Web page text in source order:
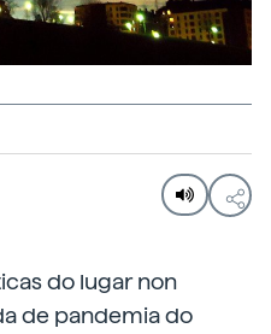
do lugar non
de pandemia do